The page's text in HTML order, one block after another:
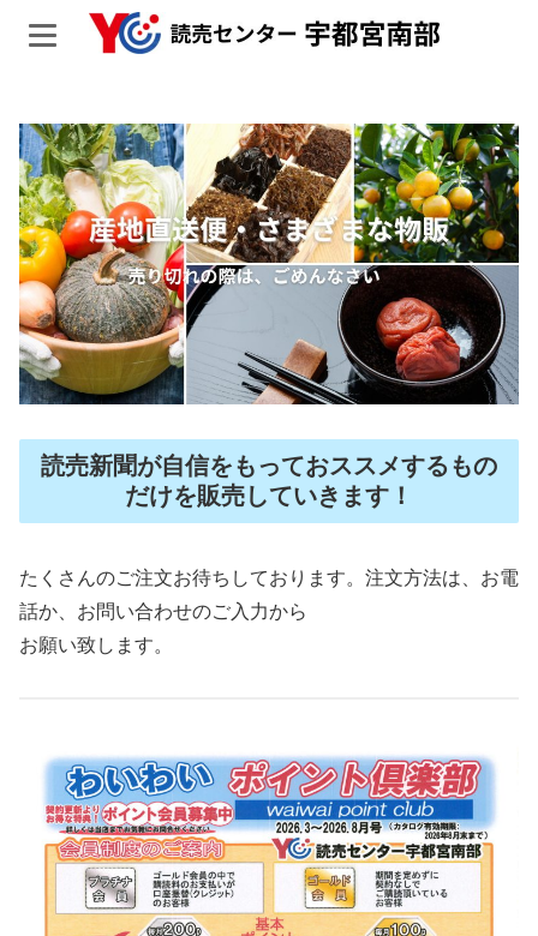
読売新聞が自信をもっておススメするもの
だけを販売していきます！
たくさんのご注文お待ちしております。注文方法は、お電
話か、お問い合わせのご入力から
お願い致します。